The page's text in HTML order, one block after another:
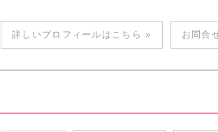
詳しいプロフィールはこちら » お問合